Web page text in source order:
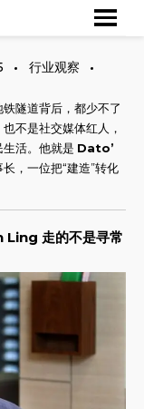
Top CEO
探索亚洲杰出的成功人士
行业观察
隧道背后，都少不了
不是社交媒体红人，
活。他就是 Dato’
，一位把“建造”转化
Ling 走的不是寻常